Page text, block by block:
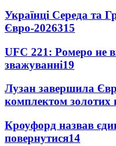
Українці Середа та
Євро-2026315
UFC 221: Ромеро не
зважуванні19
Лузан завершила
комплектом золотих
Кроуфорд назвав
повернутися14